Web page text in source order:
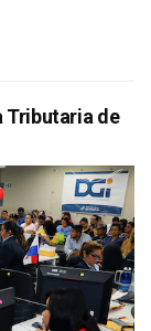
Tributaria de